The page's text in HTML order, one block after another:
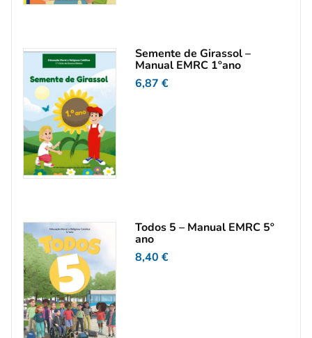
Semente de Girassol –
Manual EMRC 1ºano
6,87 €
Todos 5 – Manual EMRC 5º
ano
8,40 €